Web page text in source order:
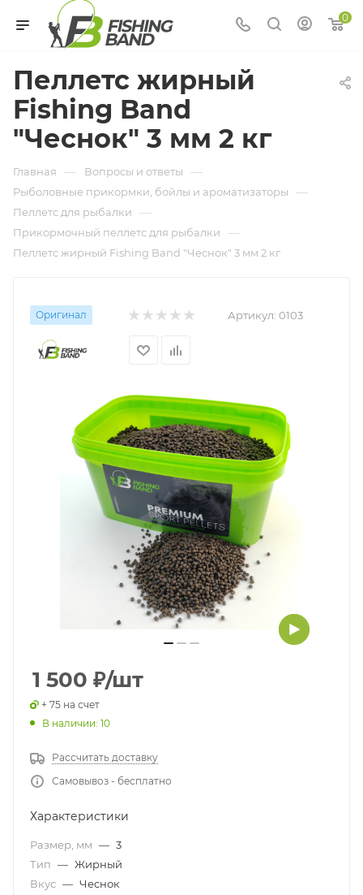
0
Пеллетс жирный
Fishing Band
"Чеснок" 3 мм 2 кг
Главная — Вопросы и ответы —
Рыболовные прикормки, бойлы и ароматизаторы —
Пеллетс для рыбалки —
Прикормочный пеллетс для рыбалки —
Пеллетс жирный Fishing Band "Чеснок" 3 мм 2 кг
Оригинал Артикул: 0103
1 500 ₽/шт
+ 75 на счет
В наличии: 10
Рассчитать доставку
Самовывоз - бесплатно
Характеристики
Размер, мм — 3
Тип — Жирный
Вкус — Чеснок